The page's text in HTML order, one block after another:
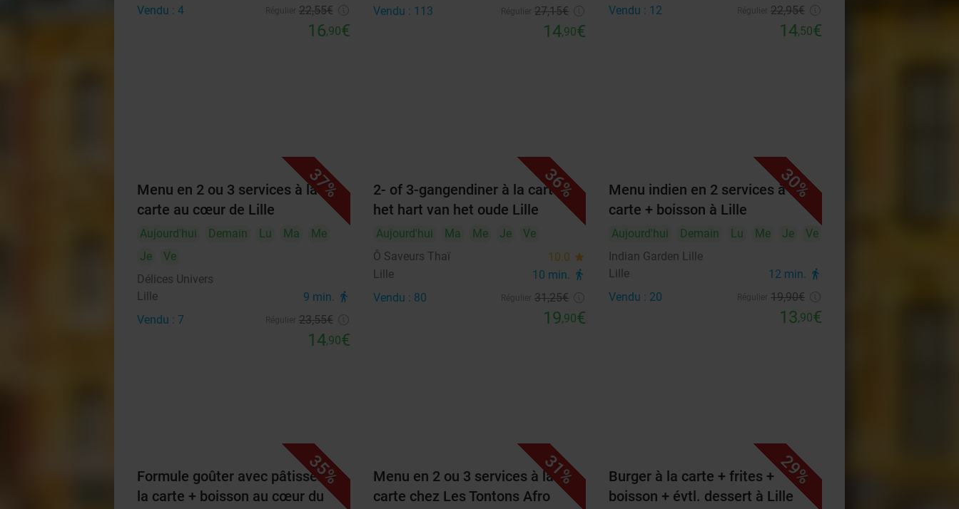
Vendu : 4 22,55€
16,90€
Vendu : 113 27,15€
14,90€
Vendu : 12 22,95€
14,50€
37%
Menu en 2 ou 3 services à la
carte au cœur de Lille
Aujourd'hui Demain Lu Ma
Me
Je
Ve
Délices Univers
Lille
9 min. directions_walk
Vendu : 7 23,55€
14,90€
36%
2- of 3-gangendiner à la carte in
het hart van het oude Lille
Aujourd'hui Ma Me Je
Ve
Ô Saveurs Thaï
10.0 star
Lille 10 min. directions_walk
Vendu : 80 31,25€
19,90€
30%
Menu indien en 2 services à la
carte + boisson à Lille
Aujourd'hui Demain Lu Me Je
Ve
Indian Garden Lille
Lille
12 min. directions_walk
Vendu : 20 19,90€
13,90€
35%
Formule goûter avec pâtisserie à
la carte + boisson au cœur du
31%
Menu en 2 ou 3 services à la
carte chez Les Tontons Afro
29%
Burger à la carte + frites +
boisson + évtl. dessert à Lille
20 22 23
24 25 26 27 28 29 30
31
Lu
Ma Sa
octobre 2026